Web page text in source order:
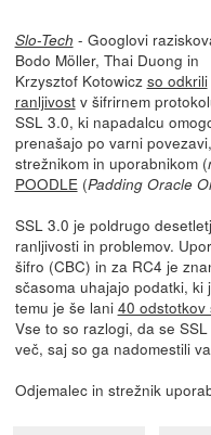
Slo-Tech - Googlovi
Bodo Möller, Thai Duong in
Krzysztof Kotowicz so odkrili
ranljivostv šifrirnem
SSL 3.0, ki napadalcu
prenašajo po varni
strežnikom in uporabnikom (
POODLE(Padding Oracle
SSL 3.0 je poldrugo
ranljivosti in problemov.
šifro (CBC) in za RC4 je
sčasoma uhajajo podatki,
temu je še lani 40 odstotkov
Vse to so razlogi, da se
več, saj so ga nadomestili
Odjemalec in strežnik